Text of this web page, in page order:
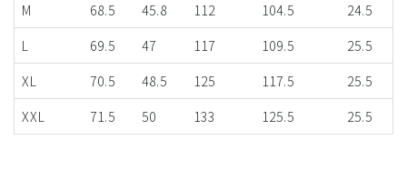
M
68.5 45.8 112 104.5
24.5
L
69.5 47 117 109.5
25.5
XL
70.5 48.5 125 117.5
25.5
XXL
71.5 50 133 125.5 25.5